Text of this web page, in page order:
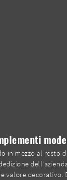
mezzo al
valore